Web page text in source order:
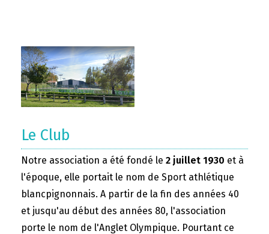
Le Club
Notre association a été fondé le 2 juillet 1930 et à
l'époque, elle portait le nom de Sport athlétique
blancpignonnais. A partir de la fin des années 40
et jusqu'au début des années 80, l'association
porte le nom de l'Anglet Olympique. Pourtant ce